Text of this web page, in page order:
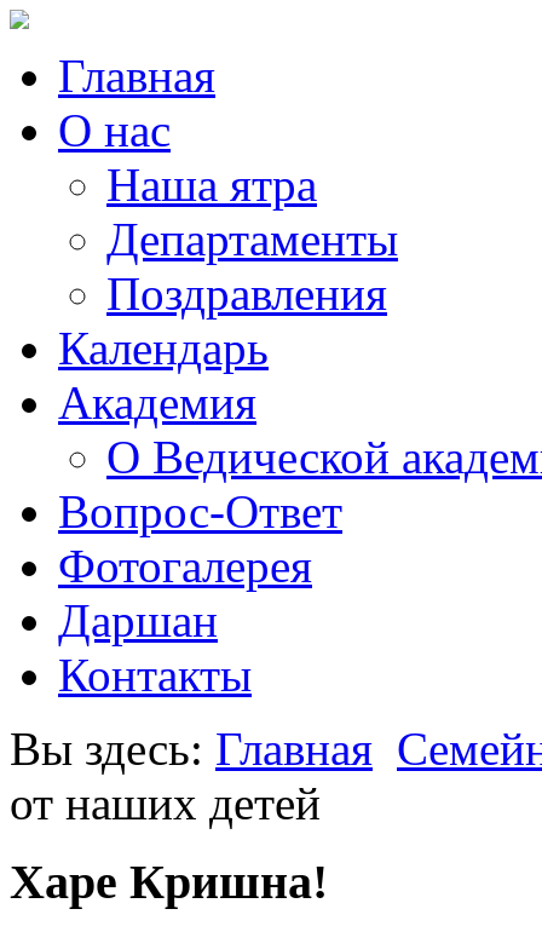
Главная
О нас
Наша ятра
Департаменты
Поздравления
Календарь
Академия
О Ведической
Вопрос-Ответ
Фотогалерея
Даршан
Контакты
Вы здесь: Главная
от наших детей
Харе Кришна!